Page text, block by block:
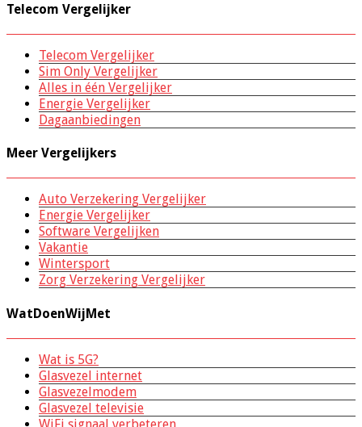
Telecom Vergelijker
Telecom Vergelijker
Sim Only Vergelijker
Alles in één Vergelijker
Energie Vergelijker
Dagaanbiedingen
Meer Vergelijkers
Auto Verzekering Vergelijker
Energie Vergelijker
Software Vergelijken
Vakantie
Wintersport
Zorg Verzekering Vergelijker
WatDoenWijMet
Wat is 5G?
Glasvezel internet
Glasvezelmodem
Glasvezel televisie